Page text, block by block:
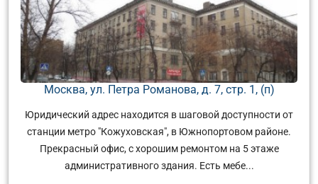
Москва, ул. Петра Романова, д. 7, стр. 1, (п)
Юридический адрес находится в шаговой доступности от
станции метро "Кожуховская", в Южнопортовом районе.
Прекрасный офис, с хорошим ремонтом на 5 этаже
административного здания. Есть мебе...